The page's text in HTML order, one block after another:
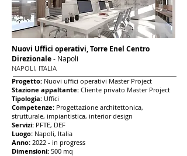
Nuovi Uffici operativi, Torre Enel Centro
Direzionale- Napoli
NAPOLI, ITALIA
Progetto: Nuovi uffici operativi Master Project
Stazione appaltante: Cliente privato Master Project
Tipologia: Uffici
Competenze: Progettazione architettonica,
strutturale, impiantistica, interior design
Servizi: PFTE, DEF
Luogo: Napoli, Italia
Anno: 2022 - in progress
Dimensioni: 500 mq